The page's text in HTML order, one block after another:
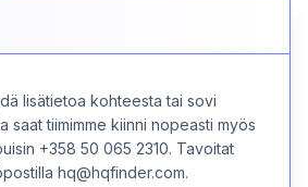
lisätietoa kohteesta tai sovi
saat tiimimme kiinni nopeasti myös
+358 50 065 2310. Tavoitat
hq@hqfinder.com.